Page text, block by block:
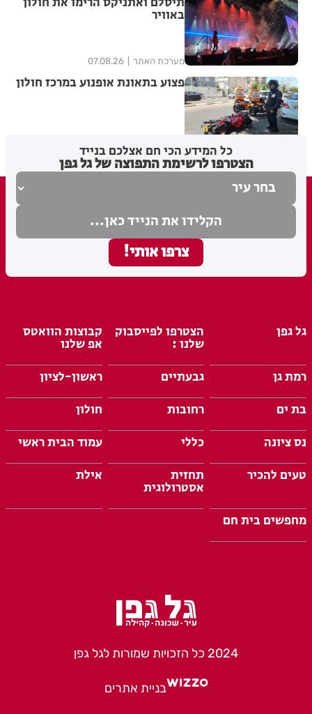
באוויר
מערכת האתר 07.08.26
פצוע בתאונת אופנוע במרכז חולון
כל המידע הכי חם אצלכם בנייד
הצטרפו לרשימת התפוצה של גל גפן
גל גפן הצטרפו לפייסבוק
שלנו :
קבוצות הוואטס
אפ שלנו
רמת גן
גבעתיים
ראשון-לציון
בת ים
רחובות
חולון
נס ציונה
כללי
עמוד הבית ראשי
טעים להכיר
תחזית
אסטרולוגית
אילת
מחפשים בית חם
2024 כל הזכויות שמורות לגל גפן
בניית אתרים